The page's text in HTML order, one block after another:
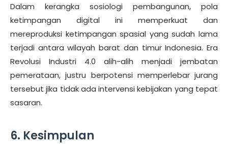
Dalam kerangka sosiologi pembangunan, pola
ketimpangan digital ini memperkuat dan
mereproduksi ketimpangan spasial yang sudah lama
terjadi antara wilayah barat dan timur Indonesia. Era
Revolusi Industri 4.0 alih-alih menjadi jembatan
pemerataan, justru berpotensi memperlebar jurang
tersebut jika tidak ada intervensi kebijakan yang tepat
sasaran.
6. Kesimpulan